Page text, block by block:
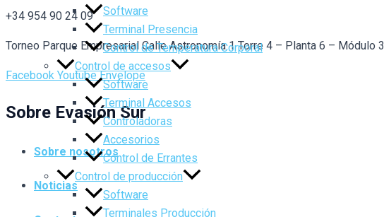
Software
Terminal Presencia
Control de Temperatura Corporal
Control de accesos
Software
Terminal Accesos
Controladoras
Accesorios
Control de Errantes
Control de producción
Software
Terminales Producción
+34 954 90 24 09
Torneo Parque Empresarial Calle Astronomía 1 Torre 4 – Planta 6 – Módulo 3
Facebook Youtube Envelope
Sobre Evasión Sur
Sobre nosotros
Noticias